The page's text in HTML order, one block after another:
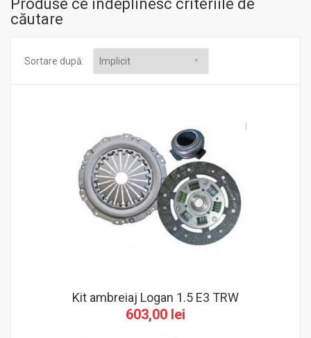
Produse ce îndeplinesc criteriile de
căutare
Sortare după:
Kit ambreiaj Logan 1.5 E3 TRW
603,00 lei